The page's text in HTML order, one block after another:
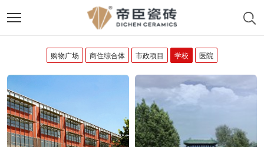
购物广场 商住综合体 市政项目 学校 医院